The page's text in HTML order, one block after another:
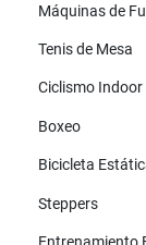
Máquinas de
Tenis de Mesa
Ciclismo Indoor
Boxeo
Bicicleta
Steppers